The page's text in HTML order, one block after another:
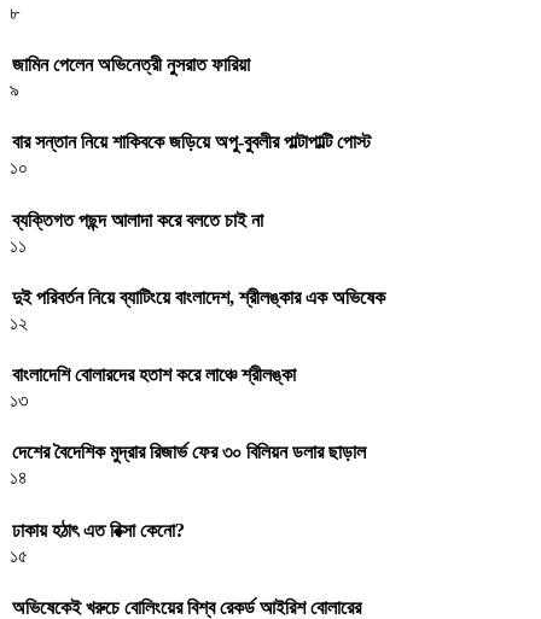
৮
জামিন পেলেন অভিনেত্রী নুসরাত ফারিয়া
৯
বার সন্তান নিয়ে শাকিবকে জড়িয়ে অপু-বুবলীর পাল্টাপাল্টি পোস্ট
১০
ব্যক্তিগত পছন্দ আলাদা করে বলতে চাই না
১১
দুই পরিবর্তন নিয়ে ব্যাটিংয়ে বাংলাদেশ, শ্রীলঙ্কার এক অভিষেক
১২
বাংলাদেশি বোলারদের হতাশ করে লাঞ্চে শ্রীলঙ্কা
১৩
দেশের বৈদেশিক মুদ্রার রিজার্ভ ফের ৩০ বিলিয়ন ডলার ছাড়াল
১৪
ঢাকায় হঠাৎ এত রিক্সা কেনো?
১৫
অভিষেকেই খরুচে বোলিংয়ের বিশ্ব রেকর্ড আইরিশ বোলারের